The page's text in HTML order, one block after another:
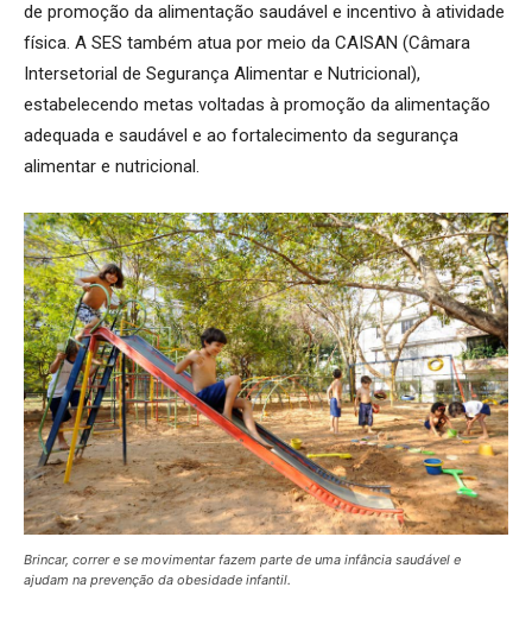
de promoção da alimentação saudável e incentivo à atividade
física. A SES também atua por meio da CAISAN (Câmara
Intersetorial de Segurança Alimentar e Nutricional),
estabelecendo metas voltadas à promoção da alimentação
adequada e saudável e ao fortalecimento da segurança
alimentar e nutricional.
Brincar, correr e se movimentar fazem parte de uma infância saudável e
ajudam na prevenção da obesidade infantil.